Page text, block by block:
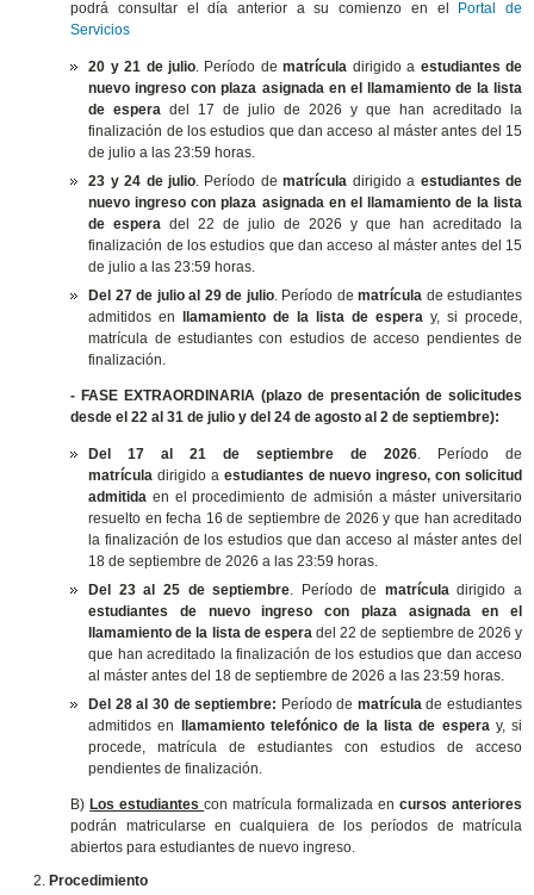
podrá consultar el día anterior a su comienzo en el Portal de
Servicios
20 y 21 de julio. Período dematrícula dirigido a estudiantes de
nuevo ingreso con plaza asignada en el llamamiento de la lista
de esperadel 17 de julio de 2026 y que han acreditado la
finalización de los estudios que dan acceso al máster antes del 15
de julio a las 23:59 horas.
23 y 24 de julio. Período dematrícula dirigido a estudiantes de
nuevo ingreso con plaza asignada en el llamamiento de la lista
de esperadel 22 de julio de 2026 y que han acreditado la
finalización de los estudios que dan acceso al máster antes del 15
de julio a las 23:59 horas.
Del 27 de julio al 29 de julio. Período dematrícula de estudiantes
admitidos en llamamiento de la lista de espera y, si procede,
matrícula de estudiantes con estudios de acceso pendientes de
finalización.
- FASE EXTRAORDINARIA (plazo de presentación de solicitudes
desde el 22 al 31 de julio y del 24 de agosto al 2 de septiembre):
Del 17 al 21 de septiembre de 2026 . Período de
matrículadirigido a estudiantes de nuevo ingreso, con solicitud
admitida en el procedimiento de admisión a máster universitario
resuelto en fecha 16 de septiembre de 2026 y que han acreditado
la finalización de los estudios que dan acceso al máster antes del
18 de septiembre de 2026 a las 23:59 horas.
Del 23 al 25 de septiembre . Período de matrículadirigido a
estudiantes de nuevo ingreso con plaza asignada en el
llamamiento de la lista de esperadel 22 de septiembre de 2026 y
que han acreditado la finalización de los estudios que dan acceso
al máster antes del 18 de septiembre de 2026 a las 23:59 horas.
Del 28 al 30 de septiembre: Período de matrículade estudiantes
admitidos en llamamiento telefónico de la lista de espera y, si
procede, matrícula de estudiantes con estudios de acceso
pendientes de finalización.
B)Los estudiantescon matrícula formalizada encursos anteriores
podrán matricularse en cualquiera de los períodos de matrícula
abiertos para estudiantes de nuevo ingreso.
Procedimiento